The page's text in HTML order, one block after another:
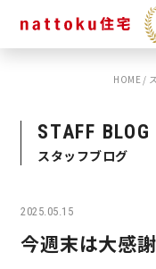
ショールーム
スタッフブログ
HOME/
STAFF BLOG
スタッフブログ
2025.05.15
今週末は大感